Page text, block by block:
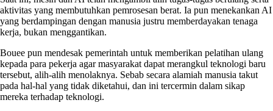
aktivitas yang membutuhkan pemrosesan berat. Ia pun menekankan AI
yang berdampingan dengan manusia justru memberdayakan tenaga
kerja, bukan menggantikan.
Bouee pun mendesak pemerintah untuk memberikan pelatihan ulang
kepada para pekerja agar masyarakat dapat merangkul teknologi baru
tersebut, alih-alih menolaknya. Sebab secara alamiah manusia takut
pada hal-hal yang tidak diketahui, dan ini tercermin dalam sikap
mereka terhadap teknologi.